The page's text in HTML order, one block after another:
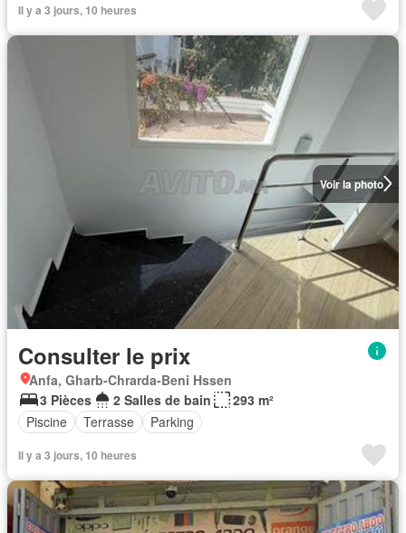
Il y a 3 jours, 10 heures
Voir la photo
Consulter le prix
Anfa, Gharb-Chrarda-Beni Hssen
3 Pièces
2 Salles de bain
293 m²
Piscine
Terrasse Parking
Il y a 3 jours, 10 heures